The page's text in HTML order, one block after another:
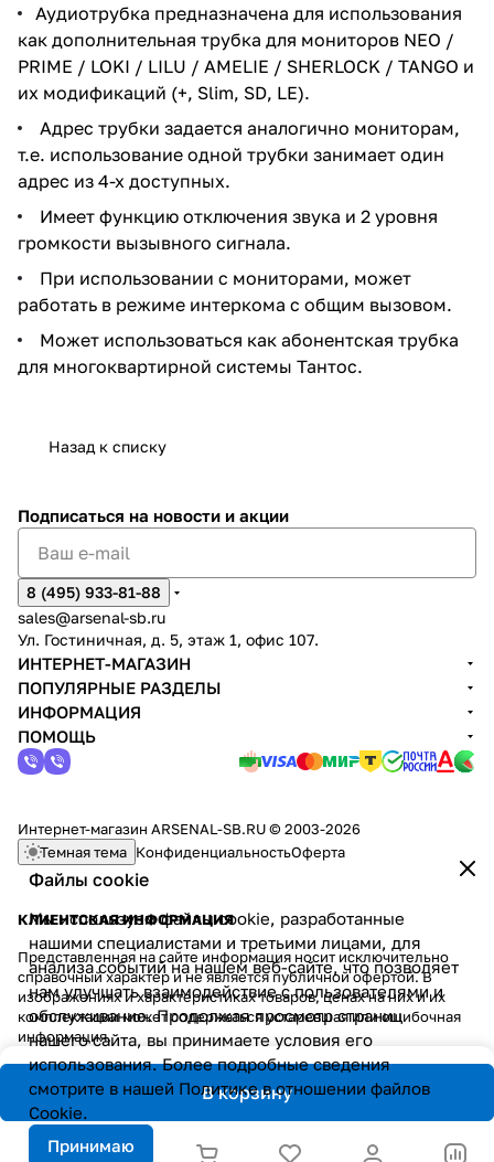
сигнала. При использовании с
мониторами, может работать в
режиме интеркома с общим
вызовом. Может
использоваться как
абонентская трубка для
многоквартирной системы
Тантос.
Аудиотрубка предназначена для использования
как дополнительная трубка для мониторов NEO /
PRIME / LOKI / LILU / AMELIE / SHERLOCK / TANGO и
их модификаций (+, Slim, SD, LE).
Адрес трубки задается аналогично мониторам,
т.е. использование одной трубки занимает один
адрес из 4-х доступных.
Имеет функцию отключения звука и 2 уровня
громкости вызывного сигнала.
При использовании с мониторами, может
работать в режиме интеркома с общим вызовом.
Может использоваться как абонентская трубка
для многоквартирной системы Тантос.
Назад к списку
В корзину
Файлы cookie
Мы используем файлы cookie, разработанные
нашими специалистами и третьими лицами, для
анализа событий на нашем веб-сайте, что позволяет
нам улучшать взаимодействие с пользователями и
обслуживание. Продолжая просмотр страниц
нашего сайта, вы принимаете условия его
использования. Более подробные сведения
смотрите в нашей Политике в отношении файлов
Cookie.
Принимаю
Подписаться на новости и акции
8 (495) 933-81-88
sales@arsenal-sb.ru
Ул. Гостиничная, д. 5, этаж 1, офис 107.
ИНТЕРНЕТ-МАГАЗИН
ПОПУЛЯРНЫЕ РАЗДЕЛЫ
ИНФОРМАЦИЯ
ПОМОЩЬ
Интернет-магазин ARSENAL-SB.RU © 2003-2026
Темная тема КонфиденциальностьОферта
КЛИЕНТСКАЯ ИНФОРМАЦИЯ
Представленная на сайте информация носит исключительно
справочный характер и не является публичной офертой. В
изображениях и характеристиках товаров, ценах на них и их
комплектации может содержаться устаревшая или ошибочная
информация.